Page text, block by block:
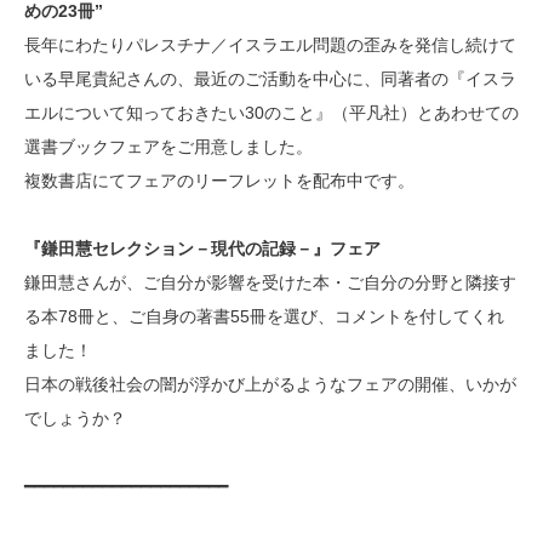
めの23冊”
長年にわたりパレスチナ／イスラエル問題の歪みを発信し続けて
いる早尾貴紀さんの、最近のご活動を中心に、同著者の『イスラ
エルについて知っておきたい30のこと』（平凡社）とあわせての
選書ブックフェアをご用意しました。
複数書店にてフェアのリーフレットを配布中です。
『鎌田慧セレクション－現代の記録－』フェア
鎌田慧さんが、ご自分が影響を受けた本・ご自分の分野と隣接す
る本78冊と、ご自身の著書55冊を選び、コメントを付してくれ
ました！
日本の戦後社会の闇が浮かび上がるようなフェアの開催、いかが
でしょうか？
━━━━━━━━━━━━━━━━━━━━━